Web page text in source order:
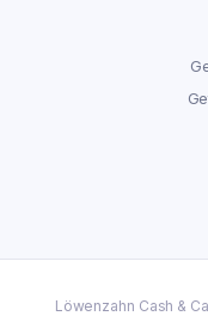
Löwenzahn Cash &